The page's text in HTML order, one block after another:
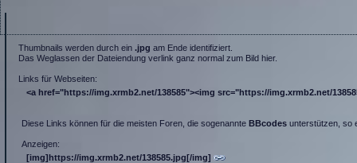
Thumbnails werden durch ein .jpg am Ende identifiziert.
Das Weglassen der Dateiendung verlink ganz normal zum Bild hier.
Links für Webseiten:
<a href="https://img.xrmb2.net/138585"><img src="https://img.xrmb2.net/
Diese Links können für die meisten Foren, die sogenannte BBcodes unterstützen, so
Anzeigen:
[img]https://img.xrmb2.net/138585.jpg[/img]